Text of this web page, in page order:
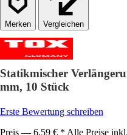
Vergleichen
Statikmischer
mm, 10 Stück
Erste Bewertung schreiben
Preis — 6,59 € * Alle Preise